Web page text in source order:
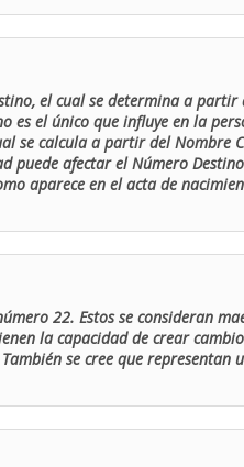
el cual se determina a partir
es el único que influye en la
se calcula a partir del Nombre
puede afectar el Número
aparece en el acta de
22. Estos se consideran
la capacidad de crear
se cree que representan